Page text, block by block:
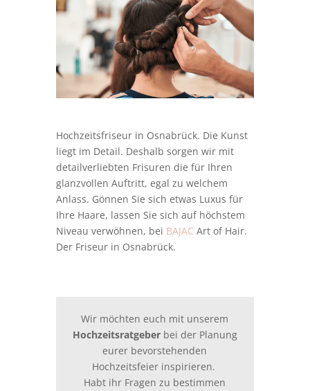
Hochzeitsfriseur in Osnabrück. Die Kunst
liegt im Detail. Deshalb sorgen wir mit
detailverliebten Frisuren die für Ihren
glanzvollen Auftritt, egal zu welchem
Anlass. Gönnen Sie sich etwas Luxus für
Ihre Haare, lassen Sie sich auf höchstem
Niveau verwöhnen, bei BAJAC Art of Hair.
Der Friseur in Osnabrück.
Wir möchten euch mit unserem
Hochzeitsratgeberbei der Planung
eurer bevorstehenden
Hochzeitsfeier inspirieren.
Habt ihr Fragen zu bestimmen